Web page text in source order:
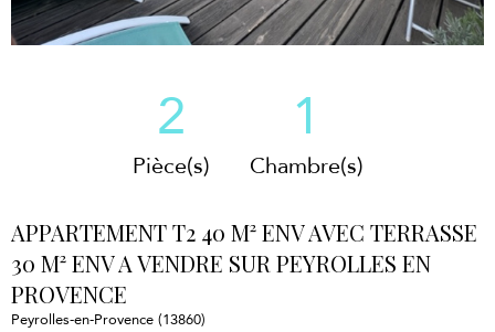
2
Pièce(s)
1
Chambre(s)
APPARTEMENT T2 40 M² ENV AVEC TERRASSE
30 M² ENV A VENDRE SUR PEYROLLES EN
PROVENCE
Peyrolles-en-Provence (13860)